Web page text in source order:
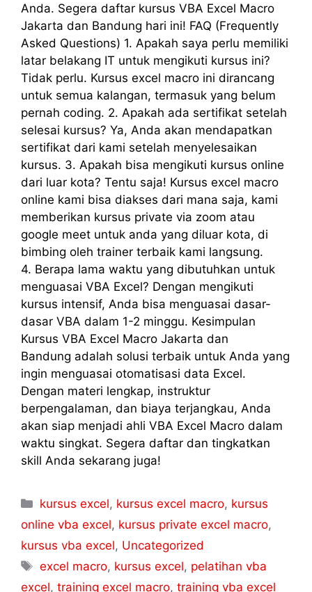
Anda. Segera daftar kursus VBA Excel Macro
Jakarta dan Bandung hari ini! FAQ (Frequently
Asked Questions) 1. Apakah saya perlu memiliki
latar belakang IT untuk mengikuti kursus ini?
Tidak perlu. Kursus excel macro ini dirancang
untuk semua kalangan, termasuk yang belum
pernah coding. 2. Apakah ada sertifikat setelah
selesai kursus? Ya, Anda akan mendapatkan
sertifikat dari kami setelah menyelesaikan
kursus. 3. Apakah bisa mengikuti kursus online
dari luar kota? Tentu saja! Kursus excel macro
online kami bisa diakses dari mana saja, kami
memberikan kursus private via zoom atau
google meet untuk anda yang diluar kota, di
bimbing oleh trainer terbaik kami langsung.
4. Berapa lama waktu yang dibutuhkan untuk
menguasai VBA Excel? Dengan mengikuti
kursus intensif, Anda bisa menguasai dasar-
dasar VBA dalam 1-2 minggu. Kesimpulan
Kursus VBA Excel Macro Jakarta dan
Bandung adalah solusi terbaik untuk Anda yang
ingin menguasai otomatisasi data Excel.
Dengan materi lengkap, instruktur
berpengalaman, dan biaya terjangkau, Anda
akan siap menjadi ahli VBA Excel Macro dalam
waktu singkat. Segera daftar dan tingkatkan
skill Anda sekarang juga!
kursus excel, kursus excel macro, kursus
online vba excel, kursus private excel macro,
kursus vba excel, Uncategorized
excel macro, kursus excel, pelatihan vba
excel, training excel macro, training vba excel